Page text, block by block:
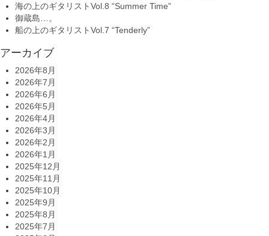
海の上のギタリストVol.8 “Summer Time”
御蔵島…。
船の上のギタリストVol.7 “Tenderly”
アーカイブ
2026年8月
2026年7月
2026年6月
2026年5月
2026年4月
2026年3月
2026年2月
2026年1月
2025年12月
2025年11月
2025年10月
2025年9月
2025年8月
2025年7月